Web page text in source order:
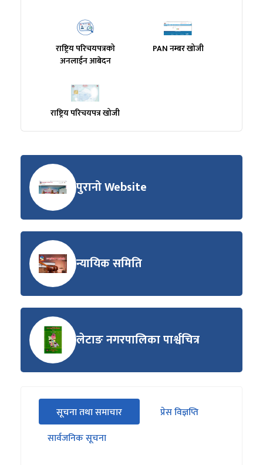
राष्ट्रिय परिचयपत्रको
अनलाईन आबेदन
PAN नम्बर खोजी
राष्ट्रिय परिचयपत्र खोजी
पुरानो Website
न्यायिक समिति
लेटाङ नगरपालिका पार्श्वचित्र
सीधा
पहिलो
ट्याबको
सूचना तथा समाचार
(सक्रिय ट्याब)
प्रेस विज्ञप्ति
सार्वजनिक सूचना